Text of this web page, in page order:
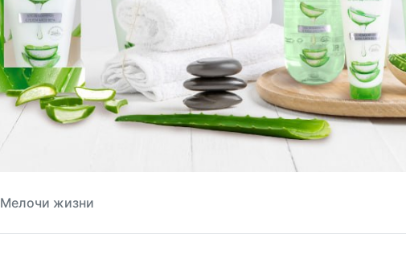
Мелочи жизни